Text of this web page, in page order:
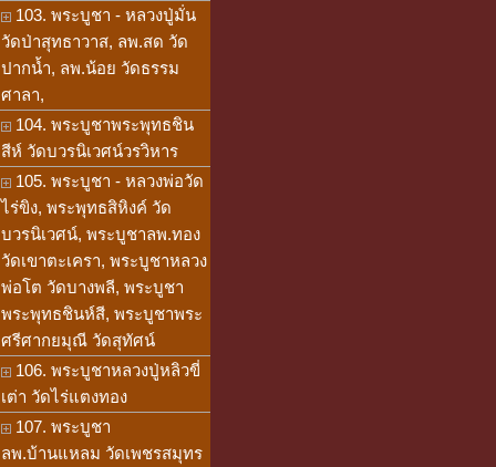
103. พระบูชา - หลวงปู่มั่น
วัดป่าสุทธาวาส, ลพ.สด วัด
ปากน้ำ, ลพ.น้อย วัดธรรม
ศาลา,
104. พระบูชาพระพุทธชิน
สีห์ วัดบวรนิเวศน์วรวิหาร
105. พระบูชา - หลวงพ่อวัด
ไร่ขิง, พระพุทธสิหิงค์ วัด
บวรนิเวศน์, พระบูชาลพ.ทอง
วัดเขาตะเครา, พระบูชาหลวง
พ่อโต วัดบางพลี, พระบูชา
พระพุทธชินห์สี, พระบูชาพระ
ศรีศากยมุณี วัดสุทัศน์
106. พระบูชาหลวงปู่หลิวขี่
เต่า วัดไร่แตงทอง
107. พระบูชา
ลพ.บ้านแหลม วัดเพชรสมุทร